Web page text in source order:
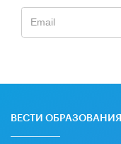
ВЕСТИ ОБРАЗОВАНИЯ